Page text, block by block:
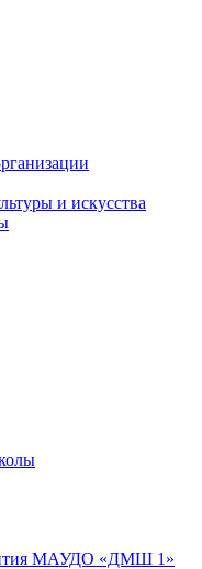
и искусства
МАУДО «ДМШ 1»